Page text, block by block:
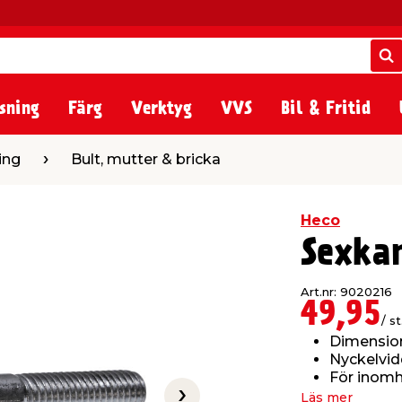
Färg Verktyg VVS Bil & Fritid
mutter & brickaBult, mutter & bricka
Heco
Art.nr: 9020216
49,95/ st.
För
Läs mer